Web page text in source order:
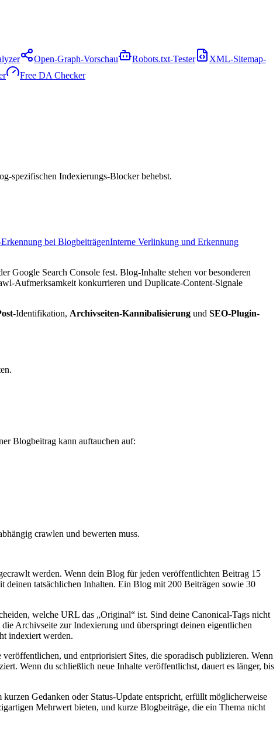
Open-Graph-Vorschau Robots.txt-Tester
XML-Sitemap-
Free DA Checker
spezifischen Indexierungs-Blocker behebst.
bei BlogbeiträgenInterne Verlinkung und Erkennung
Google Search Console fest. Blog-Inhalte stehen vor besonderen
Aufmerksamkeit konkurrieren und Duplicate-Content-Signale
-Identifikation, Archivseiten-Kannibalisierung und SEO-Plugin-
Blogbeitrag kann auftauchen auf:
crawlen und bewerten muss.
werden. Wenn dein Blog für jeden veröffentlichten Beitrag 15
tatsächlichen Inhalten. Ein Blog mit 200 Beiträgen sowie 30
welche URL das „Original“ ist. Sind deine Canonical-Tags nicht
Archivseite zur Indexierung und überspringt deinen eigentlichen
indexiert werden.
und entpriorisiert Sites, die sporadisch publizieren. Wenn
Wenn du schließlich neue Inhalte veröffentlichst, dauert es länger, bis
Gedanken oder Status-Update entspricht, erfüllt möglicherweise
Mehrwert bieten, und kurze Blogbeiträge, die ein Thema nicht